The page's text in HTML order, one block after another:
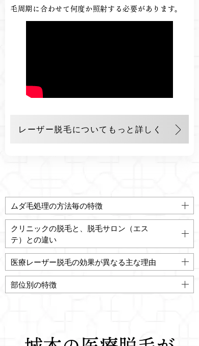
毛周期に合わせて何度か照射する必要があります。
レーザー脱毛についてもっと詳しく
ムダ毛処理の方法毎の特徴
クリニックの脱毛と、脱毛サロン（エス
テ）との違い
医療レーザー脱毛の効果が異なる主な理由
部位別の特徴